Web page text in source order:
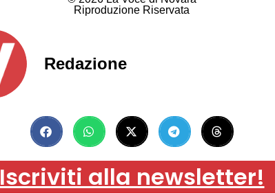
Riproduzione Riservata
Redazione
Iscriviti alla newsletter!